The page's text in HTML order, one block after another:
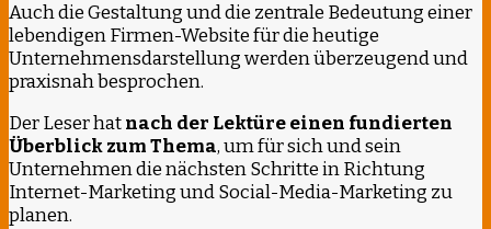
Auch die Gestaltung und die zentrale Bedeutung einer
lebendigen Firmen-Website für die heutige
Unternehmensdarstellung werden überzeugend und
praxisnah besprochen.
Der Leser hatnach der Lektüre einen fundierten
Überblick zum Thema, um für sich und sein
Unternehmen die nächsten Schritte in Richtung
Internet-Marketing und Social-Media-Marketing zu
planen.